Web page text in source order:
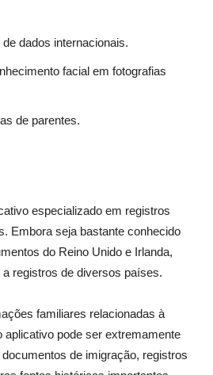
dados internacionais.
facial em fotografias
de parentes.
especializado em registros
Embora seja bastante conhecido
do Reino Unido e Irlanda,
registros de diversos países.
familiares relacionadas à
aplicativo pode ser extremamente
de imigração, registros